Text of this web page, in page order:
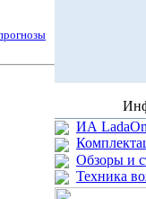
ИА
Обзоры и
Техника